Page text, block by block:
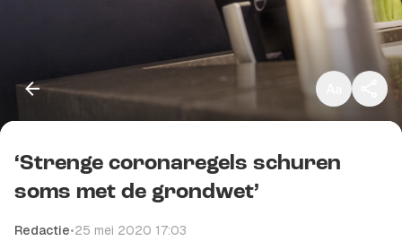
Klein
Standaard
Groot
Kopieer link
‘Strenge coronaregels schuren
soms met de grondwet’
Redactie•25 mei 2020 17:03